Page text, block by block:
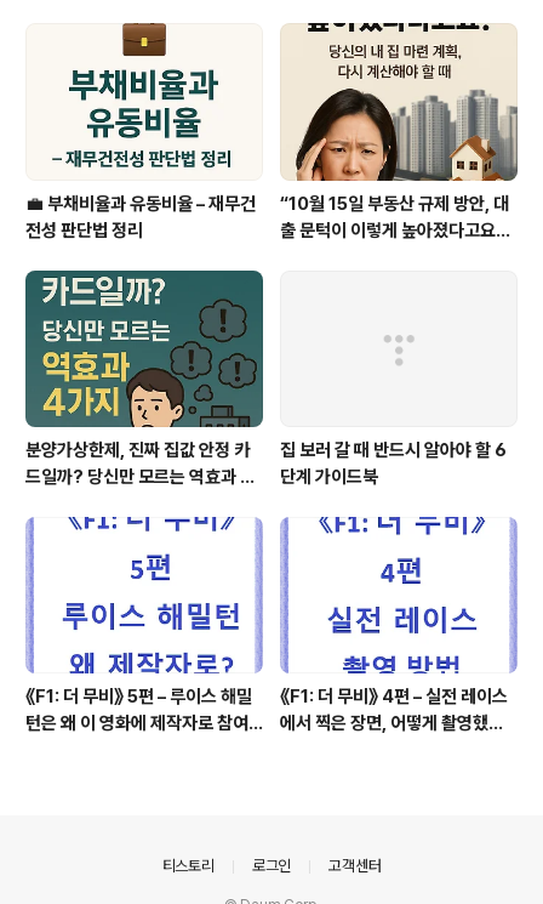
💼 부채비율과 유동비율 – 재무건
전성 판단법 정리
“10월 15일 부동산 규제 방안, 대
출 문턱이 이렇게 높아졌다고요?”
분양가상한제, 진짜 집값 안정 카
드일까? 당신만 모르는 역효과 4
집 보러 갈 때 반드시 알아야 할 6
단계 가이드북
《F1: 더 무비》 5편 – 루이스 해밀
턴은 왜 이 영화에 제작자로 참여
《F1: 더 무비》 4편 – 실전 레이스
에서 찍은 장면, 어떻게 촬영했을
티스토리 로그인 고객센터